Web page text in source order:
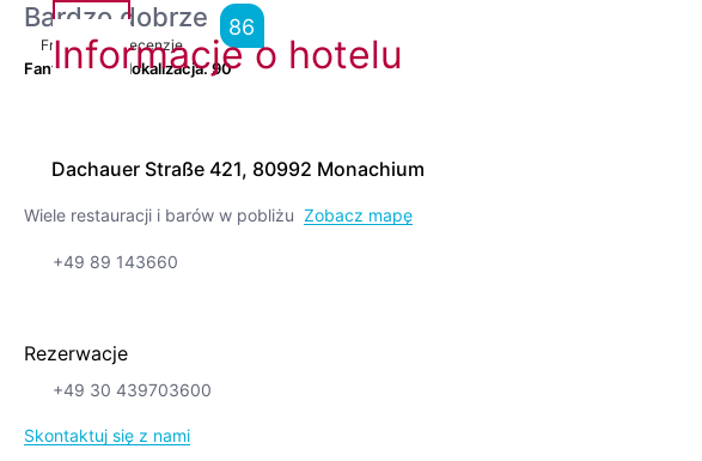
Bardzo dobrze
From3,975 Recenzje
86
Fantastyczna lokalizacja.90
Informacje o hotelu
Dachauer Straße 421, 80992 Monachium
Wiele restauracji i barów w pobliżu Zobacz mapę
+49 89 143660
Rezerwacje
+49 30 439703600
Skontaktuj się z nami